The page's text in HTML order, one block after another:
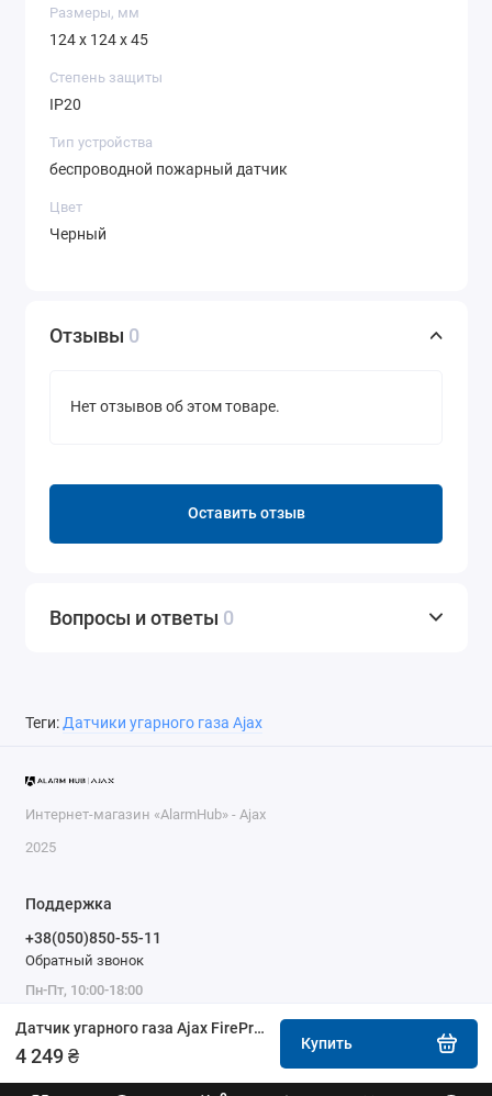
Датчик угарного газа Ajax FireProtect 2 SB (CO) черный
4 249 ₴
Купить
Размеры, мм
124 x 124 x 45
Степень защиты
IP20
Тип устройства
беспроводной пожарный датчик
Цвет
Черный
Отзывы 0
Нет отзывов об этом товаре.
Оставить отзыв
Вопросы и ответы 0
Теги:Датчики угарного газа Ajax
Интернет-магазин «AlarmHub» - Ajax
2025
Поддержка
+38(050)850-55-11
Обратный звонок
Пн-Пт, 10:00-18:00